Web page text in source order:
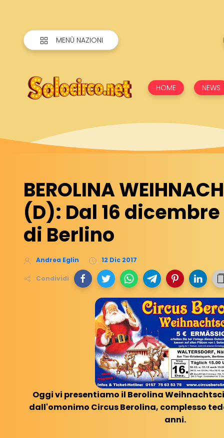
MENÙ NAZIONI
HOME NEWS
BEROLINA
(D): Dal 16
di Berlino
Andrea Eglin 12 Dic 2017
Condividi
Oggi vi presentiamo il Berolina
dall'omonimo Circus Berolina, complesso
anni.